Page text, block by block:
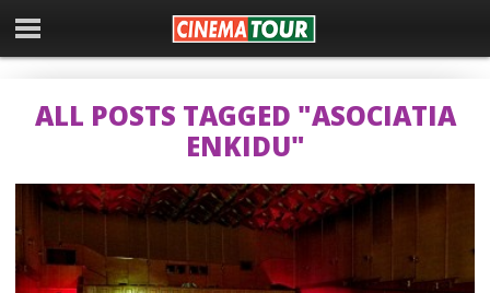
ALL POSTS TAGGED "ASOCIATIA
ENKIDU"